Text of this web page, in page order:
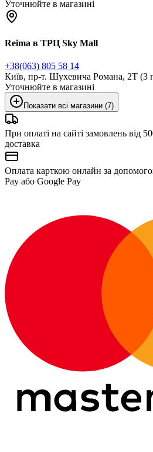
Уточнюйте в магазині
Reima в ТРЦ Sky Mall
+38(063) 805 58 14
Київ, пр-т. Шухевича Романа, 2Т (3
Уточнюйте в магазині
Показати всі магазини (7)
При оплаті на сайті замовлень від
доставка
Оплата карткою онлайн за
Pay або Google Pay